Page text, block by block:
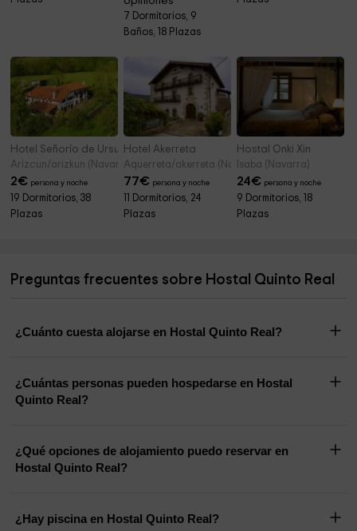
7 Dormitorios, 9
Baños, 18 Plazas
Hotel Señorío de Ursua
Arizcun/arizkun (Navarra)
2€ persona y noche
19 Dormitorios, 38
Plazas
Hotel Akerreta
Aquerreta/akerreta (Navarra)
77€ persona y noche
11 Dormitorios, 24
Plazas
Hostal Onki Xin
Isaba (Navarra)
24€ persona y noche
9 Dormitorios, 18
Plazas
Preguntas frecuentes sobre Hostal Quinto Real
¿Cuánto cuesta alojarse en Hostal Quinto Real?
¿Cuántas personas pueden hospedarse en Hostal
Quinto Real?
¿Qué opciones de alojamiento puedo reservar en
Hostal Quinto Real?
¿Hay piscina en Hostal Quinto Real?